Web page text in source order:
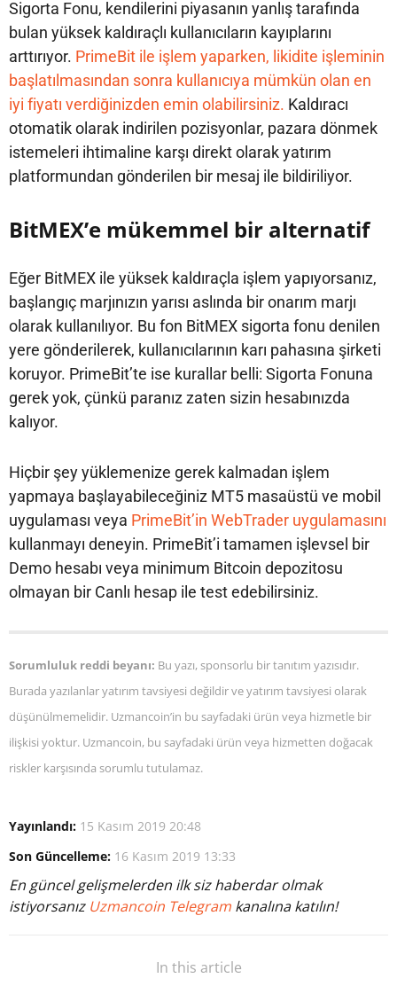
Sigorta Fonu, kendilerini piyasanın yanlış tarafında
bulan yüksek kaldıraçlı kullanıcıların kayıplarını
arttırıyor. PrimeBit ile işlem yaparken, likidite işleminin
başlatılmasından sonra kullanıcıya mümkün olan en
iyi fiyatı verdiğinizden emin olabilirsiniz. Kaldıracı
otomatik olarak indirilen pozisyonlar, pazara dönmek
istemeleri ihtimaline karşı direkt olarak yatırım
platformundan gönderilen bir mesaj ile bildiriliyor.
BitMEX’e mükemmel bir alternatif
Eğer BitMEX ile yüksek kaldıraçla işlem yapıyorsanız,
başlangıç marjınızın yarısı aslında bir onarım marjı
olarak kullanılıyor. Bu fon BitMEX sigorta fonu denilen
yere gönderilerek, kullanıcılarının karı pahasına şirketi
koruyor. PrimeBit’te ise kurallar belli: Sigorta Fonuna
gerek yok, çünkü paranız zaten sizin hesabınızda
kalıyor.
Hiçbir şey yüklemenize gerek kalmadan işlem
yapmaya başlayabileceğiniz MT5 masaüstü ve mobil
uygulaması veya PrimeBit’in WebTrader uygulamasını
kullanmayı deneyin. PrimeBit’i tamamen işlevsel bir
Demo hesabı veya minimum Bitcoin depozitosu
olmayan bir Canlı hesap ile test edebilirsiniz.
Sorumluluk reddi beyanı: Bu yazı, sponsorlu bir tanıtım yazısıdır.
Burada yazılanlar yatırım tavsiyesi değildir ve yatırım tavsiyesi olarak
düşünülmemelidir. Uzmancoin’in bu sayfadaki ürün veya hizmetle bir
ilişkisi yoktur. Uzmancoin, bu sayfadaki ürün veya hizmetten doğacak
riskler karşısında sorumlu tutulamaz.
Yayınlandı: 15 Kasım 2019 20:48
Son Güncelleme: 16 Kasım 2019 13:33
En güncel gelişmelerden ilk siz haberdar olmak
istiyorsanız Uzmancoin Telegram kanalına katılın!
In this article